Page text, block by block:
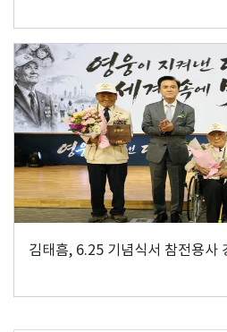
김태흠, 6.25 기념식서 참전용사